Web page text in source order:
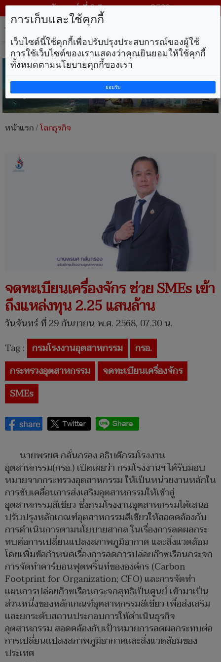
วันเสาร์ ที่ 8 สิงหาคม พ.ศ. 2569
หน้าแรก/โลกธุรกิจ
จดทะเบียนเครื่องจักร ช่วย SMEs เข้า
ถึงแหล่งทุน 2.25 แสนล้าน
วันจันทร์ ที่ 29 กันยายน พ.ศ. 2568, 07.30 น.
Tag : กรมโรงงานอุตสาหกรรม
กรอ.
กระทรวงอุตสาหกรรม
จดทะเบียนเครื่องจักร
SMEs
นายพรยศ กลั่นกรอง อธิบดีกรมโรงงาน
อุตสาหกรรม(กรอ.) เปิดเผยว่า กรมโรงงานฯ ได้รับมอบ
หมายจากกระทรวงอุตสาหกรรม ให้เป็นหน่วยงานหลักใน
การขับเคลื่อนการส่งเสริมอุตสาหกรรมให้เข้าสู่
อุตสาหกรรมสีเขียว ซึ่งกรมโรงงานอุตสาหกรรมได้เสนอ
ปรับปรุงหลักเกณฑ์อุตสาหกรรมสีเขียวให้สอดคล้องกับ
การดำเนินการตามนโยบายสากล ในเรื่องการลดผลกระ
ทบต่อการเปลี่ยนแปลงสภาพภูมิอากาศ และสิ่งแวดล้อม
โดยเพิ่มข้อกำหนดเรื่องการลดการปล่อยก๊าซเรือนกระจก
การจัดทำคาร์บอนฟุตพริ้นท์ขององค์กร (Carbon
Footprint for Organization; CFO) และการจัดทำ
แผนการปล่อยก๊าซเรือนกระจกสุทธิเป็นศูนย์ เข้ามาเป็น
ส่วนหนึ่งของหลักเกณฑ์อุตสาหกรรมสีเขียว เพื่อส่งเสริม
และยกระดับสถานประกอบการให้ดำเนินธุรกิจ
อุตสาหกรรม สอดคล้องกับเป้าหมายการลดผลกระทบต่อ
การเปลี่ยนแปลงสภาพภูมิอากาศและสิ่งแวดล้อมของ
ประเทศ
การเก็บและใช้คุกกี้
เว็บไซต์นี้ใช้คุกกี้เพื่อปรับปรุงประสบการณ์ของผู้ใช้
การใช้เว็บไซต์ของเราแสดงว่าคุณยินยอมให้ใช้คุกกี้
ทั้งหมดตามนโยบายคุกกี้ของเรา
ยอมรับ